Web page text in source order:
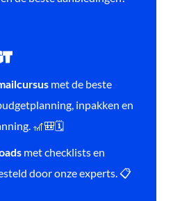
met de beste
inpakken en
🎢🎒🗓️
met checklists en
door onze experts. 📋